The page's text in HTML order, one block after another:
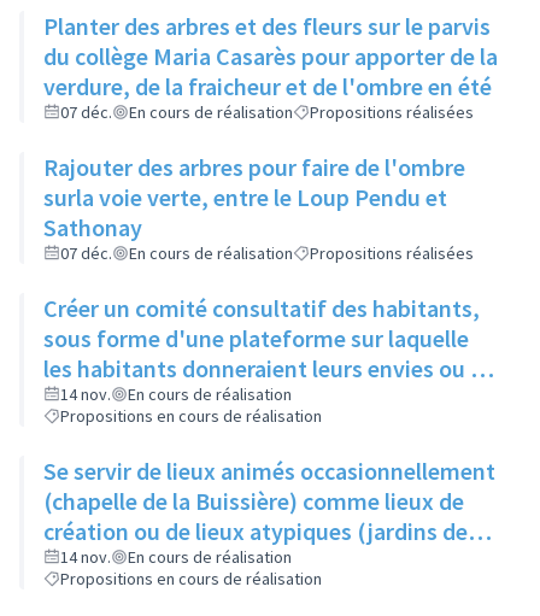
Planter des arbres et des fleurs sur le parvis
du collège Maria Casarès pour apporter de la
verdure, de la fraicheur et de l'ombre en été
07 déc. En cours de réalisation Propositions réalisées
Rajouter des arbres pour faire de l'ombre
surla voie verte, entre le Loup Pendu et
Sathonay
07 déc. En cours de réalisation Propositions réalisées
Créer un comité consultatif des habitants,
sous forme d'une plateforme sur laquelle
les habitants donneraient leurs envies ou se
manifesteraient sur leur volonté de
participer à tel ou tel évènement, et où les
acteurs culturels présenteraient ce qu'ils
produisent
14 nov.
En cours de réalisation
Propositions en cours de réalisation
Se servir de lieux animés occasionnellement
(chapelle de la Buissière) comme lieux de
création ou de lieux atypiques (jardins des
Semailles) comme lieux d'exposition pour
photos ou oeuvres
14 nov.
En cours de réalisation
Propositions en cours de réalisation